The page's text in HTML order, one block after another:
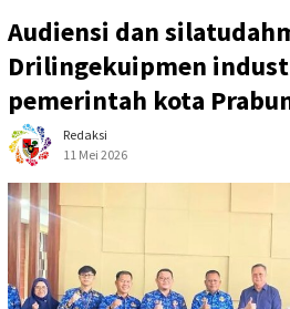
Audiensi dan
Drilingekuipmen
pemerintah kota
Redaksi
11 Mei 2026